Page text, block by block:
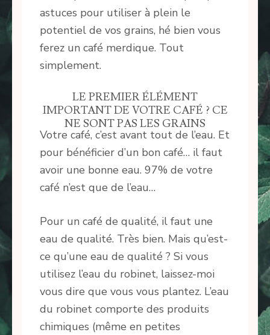
astuces pour utiliser à plein le
potentiel de vos grains, hé bien vous
ferez un café merdique. Tout
simplement.
LE PREMIER ÉLÉMENT
IMPORTANT DE VOTRE CAFÉ ? CE
NE SONT PAS LES GRAINS
Votre café, c’est avant tout de l’eau. Et
pour bénéficier d’un bon café… il faut
avoir une bonne eau. 97% de votre
café n’est que de l’eau…
Pour un café de qualité, il faut une
eau de qualité. Très bien. Mais qu’est-
ce qu’une eau de qualité ? Si vous
utilisez l’eau du robinet, laissez-moi
vous dire que vous vous plantez. L’eau
du robinet comporte des produits
chimiques (même en petites